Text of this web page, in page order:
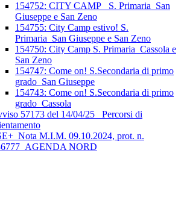
154752: CITY CAMP_ S. Primaria_San
Giuseppe e San Zeno
154755: City Camp estivo! S.
Primaria_San Giuseppe e San Zeno
154750: City Camp S. Primaria_Cassola e
San Zeno
154747: Come on! S.Secondaria di primo
grado_San Giuseppe
154743: Come on! S.Secondaria di primo
grado_Cassola
57173 del 14/04/25_ Percorsi di
M.I.M. 09.10.2024, prot. n.
NORD